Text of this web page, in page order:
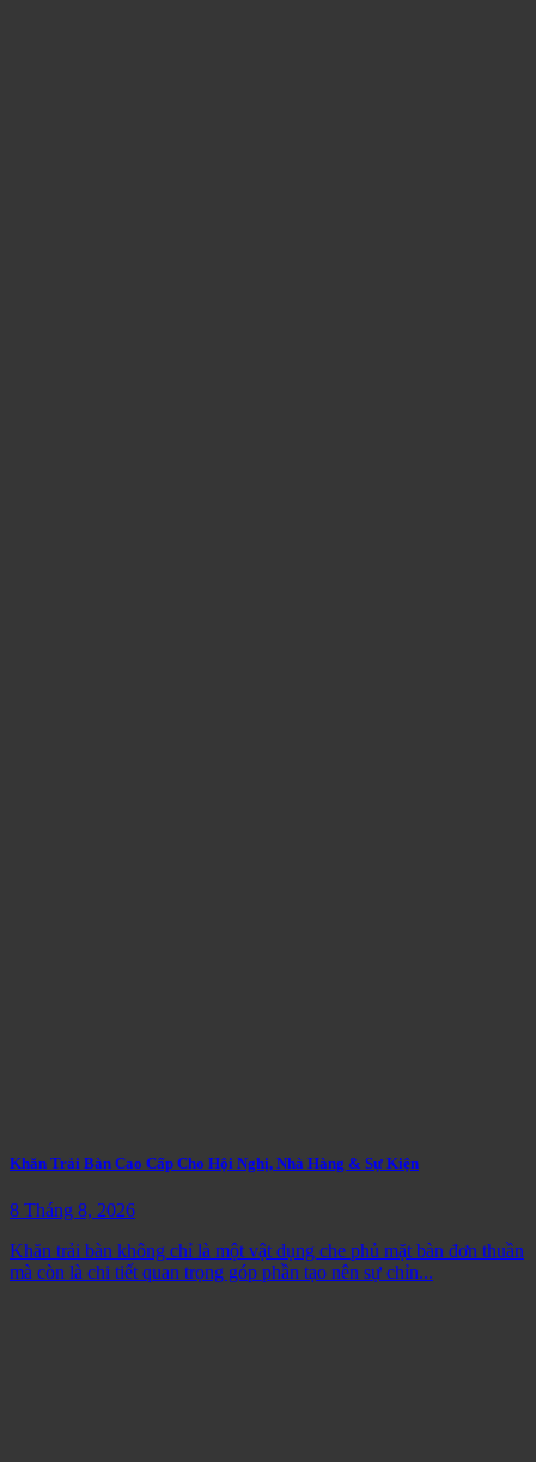
Khăn Trải Bàn Cao Cấp Cho Hội Nghị, Nhà Hàng & Sự Kiện
8 Tháng 8, 2026
Khăn trải bàn không chỉ là một vật dụng che phủ mặt bàn đơn thuần
mà còn là chi tiết quan trọng góp phần tạo nên sự chỉn...